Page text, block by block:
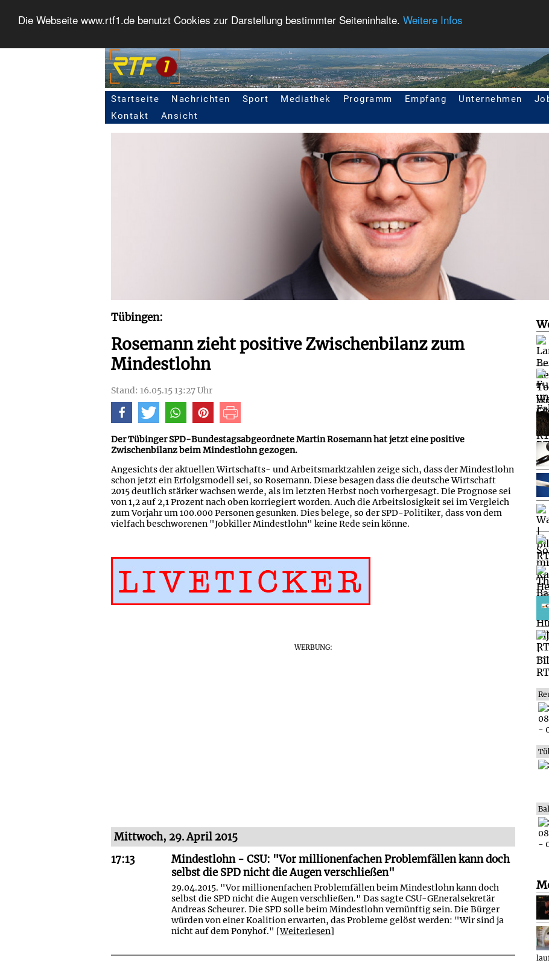
Die Webseite www.rtf1.de benutzt Cookies zur Darstellung bestimmter Seiteninhalte. Weitere Infos
Seitennavigation
Startseite Nachrichten Sport Mediathek Programm Empfang Unternehmen
Kontakt
Ansicht
Tübingen:
Rosemann zieht positive Zwischenbilanz zum
Mindestlohn
Stand: 16.05.15 13:27 Uhr
Der Tübinger SPD-Bundestagsabgeordnete Martin Rosemann hat jetzt eine positive
Zwischenbilanz beim Mindestlohn gezogen.
Angesichts der aktuellen Wirtschafts- und Arbeitsmarktzahlen zeige sich, dass der Mindestlohn
schon jetzt ein Erfolgsmodell sei, so Rosemann. Diese besagen dass die deutsche Wirtschaft
2015 deutlich stärker wachsen werde, als im letzten Herbst noch vorhergesagt. Die Prognose sei
von 1,2 auf 2,1 Prozent nach oben korriegiert worden. Auch die Arbeitslosigkeit sei im Vergleich
zum Vorjahr um 100.000 Personen gesunken. Dies belege, so der SPD-Politiker, dass von dem
vielfach beschworenen "Jobkiller Mindestlohn" keine Rede sein könne.
WERBUNG:
Mittwoch, 29. April 2015
17:13
Mindestlohn - CSU: "Vor millionenfachen Problemfällen kann doch
selbst die SPD nicht die Augen verschließen"
29.04.2015. "Vor millionenfachen Problemfällen beim Mindestlohn kann doch
selbst die SPD nicht die Augen verschließen." Das sagte CSU-GEneralsekretär
Andreas Scheurer. Die SPD solle beim Mindestlohn vernünftig sein. Die Bürger
würden von einer Koalition erwarten, das Probleme gelöst werden: "Wir sind ja
nicht auf dem Ponyhof." [Weiterlesen]